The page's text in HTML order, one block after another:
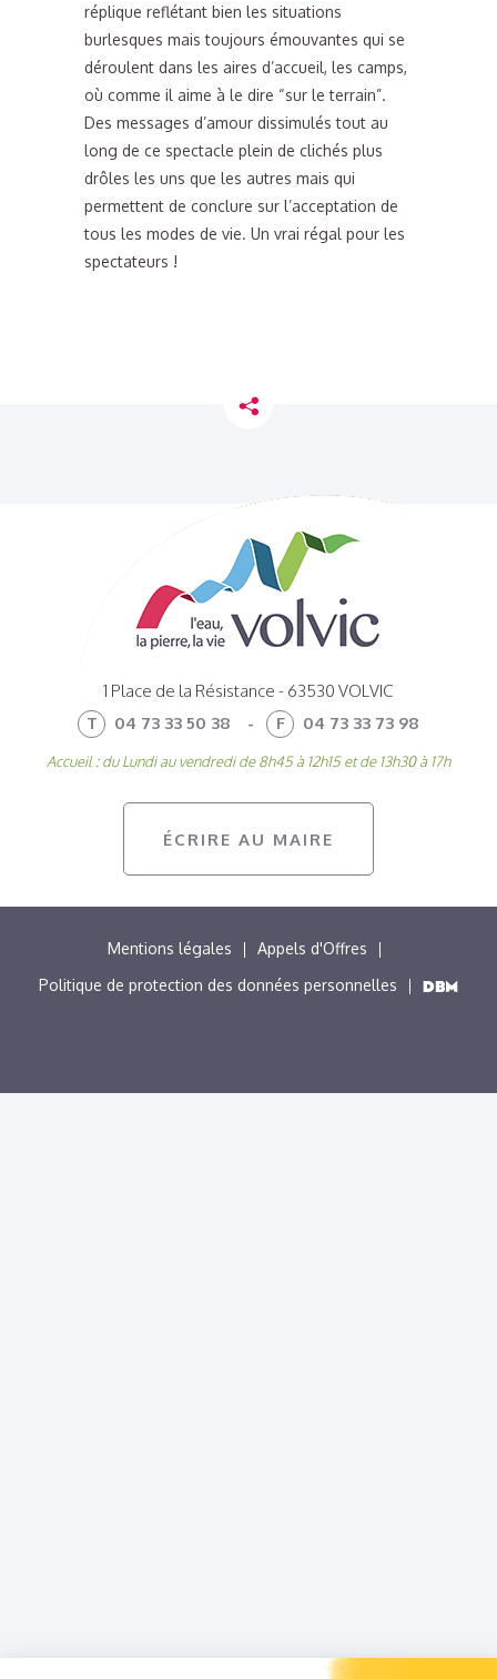
réplique reflétant bien les situations
burlesques mais toujours émouvantes qui se
déroulent dans les aires d’accueil, les camps,
où comme il aime à le dire “sur le terrain”.
Des messages d’amour dissimulés tout au
long de ce spectacle plein de clichés plus
drôles les uns que les autres mais qui
permettent de conclure sur l’acceptation de
tous les modes de vie. Un vrai régal pour les
spectateurs !
ÉCRIRE AU MAIRE
1 Place de la Résistance - 63530 VOLVIC
T
04 73 33 50 38 - F 04 73 33 73 98
Accueil : du Lundi au vendredi de 8h45 à 12h15 et de 13h30 à 17h
MENU
PIED
Mentions légales
Appels d'Offres
Politique de protection des données personnelles